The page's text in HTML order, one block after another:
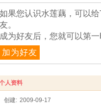
如果您认识水莲藕，可以
友。
成为好友后，您就可以第
加为好友
人资料
创建: 2009-09-17